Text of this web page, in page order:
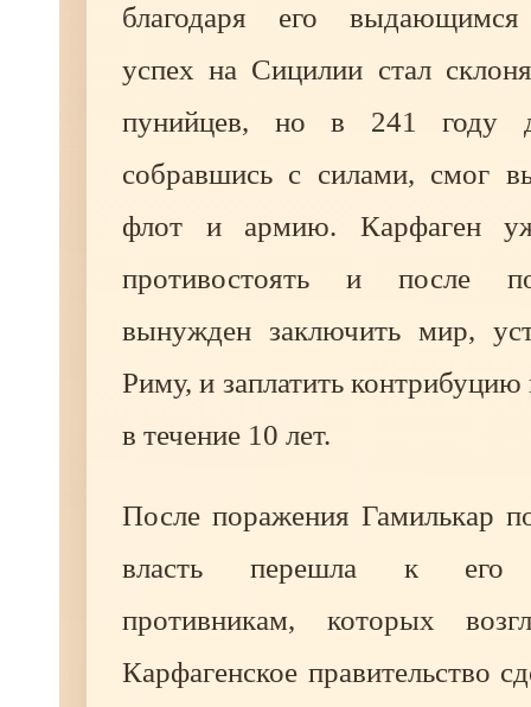
благодаря его выдающимся
успех на Сицилии стал
пунийцев, но в 241
собравшись с силами, смог
флот и армию. Карфаген
противостоять и после
вынужден заключить мир,
Риму, и заплатить контрибуцию
в течение 10 лет.
После поражения Гамилькар
власть перешла к его
противникам, которых
Карфагенское правительство